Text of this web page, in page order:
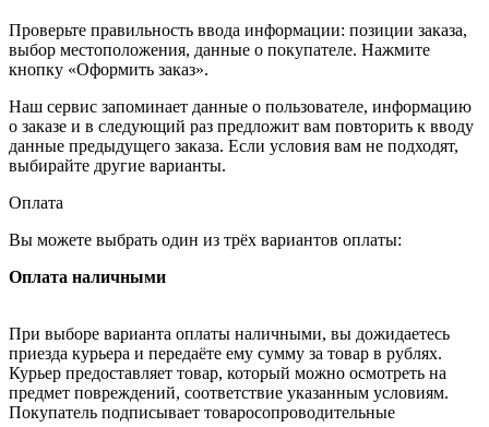
Проверьте правильность ввода информации: позиции заказа,
выбор местоположения, данные о покупателе. Нажмите
кнопку «Оформить заказ».
Наш сервис запоминает данные о пользователе, информацию
о заказе и в следующий раз предложит вам повторить к вводу
данные предыдущего заказа. Если условия вам не подходят,
выбирайте другие варианты.
Оплата
Вы можете выбрать один из трёх вариантов оплаты:
Оплата наличными
При выборе варианта оплаты наличными, вы дожидаетесь
приезда курьера и передаёте ему сумму за товар в рублях.
Курьер предоставляет товар, который можно осмотреть на
предмет повреждений, соответствие указанным условиям.
Покупатель подписывает товаросопроводительные